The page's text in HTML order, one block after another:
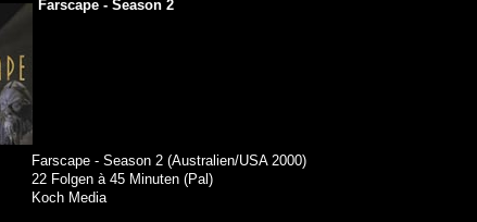
Farscape - Season 2
Farscape - Season 2 (Australien/USA 2000)
22 Folgen à 45 Minuten (Pal)
Koch Media